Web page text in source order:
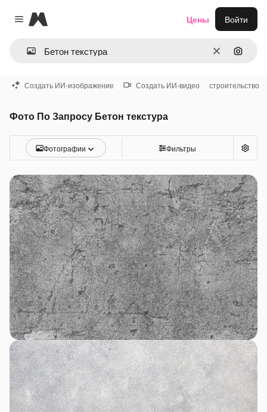
Close menu
Magnific
ОчиститьПоиск
Цены Войти
Создать ИИ-изображение Создать ИИ-видео строительство
Фото По Запросу Бетон текстура
Фотографии Фильтры